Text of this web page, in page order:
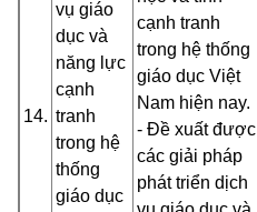
14.
vụ giáo
dục và
năng lực
cạnh
tranh
trong hệ
thống
giáo dục
cạnh tranh
trong hệ thống
giáo dục Việt
Nam hiện nay.
- Đề xuất được
các giải pháp
phát triển dịch